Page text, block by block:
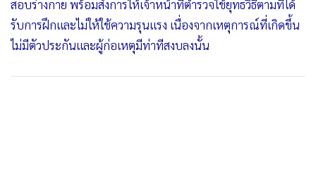
สอบร่างกาย พร้อมสั่งการให้เจ้าหน้าที่ตำรวจใช้ยุทธวิธีตามที่ได้
รับการฝึกและไม่ให้ใช้ความรุนแรง เนื่องจากเหตุการณ์ที่เกิดขึ้น
ไม่มีตัวประกันและผู้ก่อเหตุมีท่าทีสงบลงนั้น